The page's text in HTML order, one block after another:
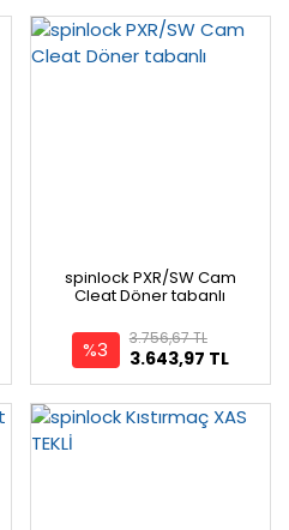
spinlock PXR/SW Cam
Cleat Döner tabanlı
%3 3.643,97 TL
3.756,67 TL